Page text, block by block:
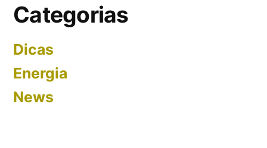
Categorias
Dicas
Energia
News